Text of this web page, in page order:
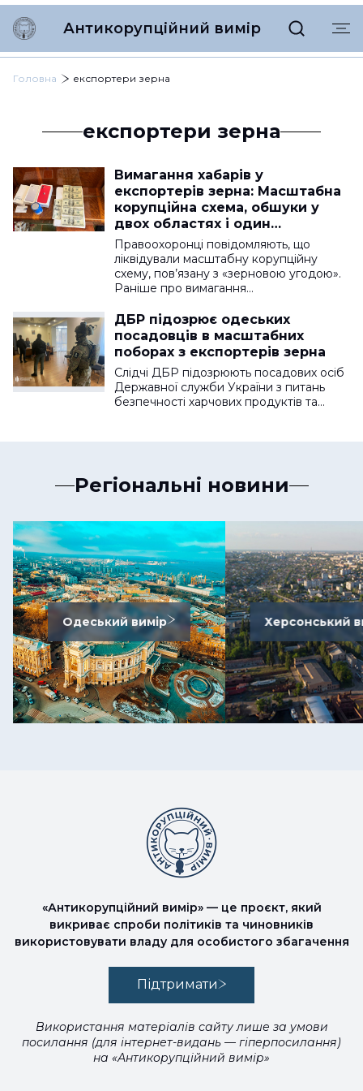
Антикорупційний вимір
Головна експортери зерна
експортери зерна
Вимагання хабарів у
експортерів зерна: Масштабна
корупційна схема, обшуки у
двох областях і один
затриманий
Правоохоронці повідомляють, що
ліквідували масштабну корупційну
схему, пов’язану з «зерновою угодою».
Раніше про вимагання…
ДБР підозрює одеських
посадовців в масштабних
поборах з експортерів зерна
Слідчі ДБР підозрюють посадових осіб
Державної служби України з питань
безпечності харчових продуктів та…
Регіональні новини
Одеський вимір Херсонський
«Антикорупційний вимір» — це проєкт, який
викриває спроби політиків та чиновників
використовувати владу для особистого збагачення
Підтримати
Використання матеріалів сайту лише за умови
посилання (для інтернет-видань — гіперпосилання)
на «Антикорупційний вимір»